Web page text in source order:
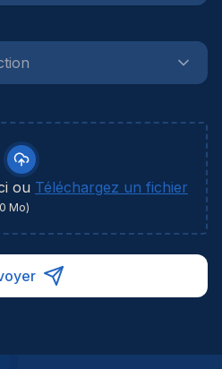
ou Téléchargez un fichier
Mo)